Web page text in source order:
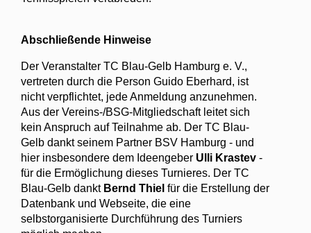
Abschließende Hinweise
Der Veranstalter TC Blau-Gelb Hamburg e. V.,
vertreten durch die Person Guido Eberhard, ist
nicht verpflichtet, jede Anmeldung anzunehmen.
Aus der Vereins-/BSG-Mitgliedschaft leitet sich
kein Anspruch auf Teilnahme ab. Der TC Blau-
Gelb dankt seinem Partner BSV Hamburg - und
hier insbesondere dem Ideengeber Ulli Krastev -
für die Ermöglichung dieses Turnieres. Der TC
Blau-Gelb dankt Bernd Thiel für die Erstellung der
Datenbank und Webseite, die eine
selbstorganisierte Durchführung des Turniers